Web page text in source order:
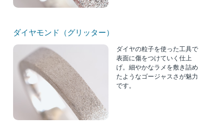
ダイヤモンド（グリッター）
ダイヤの粒子を使った工具で
表面に傷をつけていく仕上
げ。細やかなラメを敷き詰め
たようなゴージャスさが魅力
です。